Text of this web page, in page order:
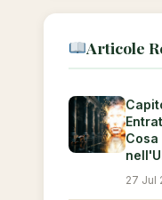
Articole
Cosa
27 Jul